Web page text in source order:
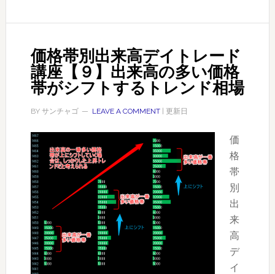
数
ン
キ
ン
が
い
ち
ば
ん
う
ジ
ス
さ
は
来
予
価格帯別出来高デイトレード
講座【９】出来高の多い価格
帯がシフトするトレンド相場
BY サンチャゴ LEAVE A COMMENT| 更新日
価
格
帯
別
出
来
高
デ
イ